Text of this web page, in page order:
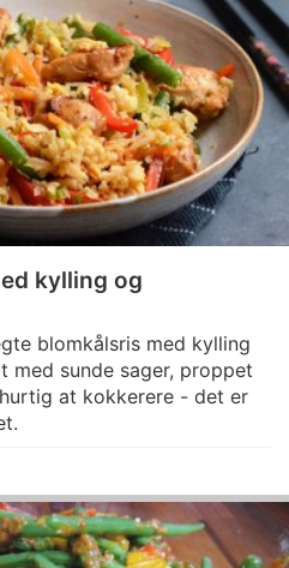
kylling og
blomkålsris med kylling
sunde sager, proppet
at kokkerere - det er